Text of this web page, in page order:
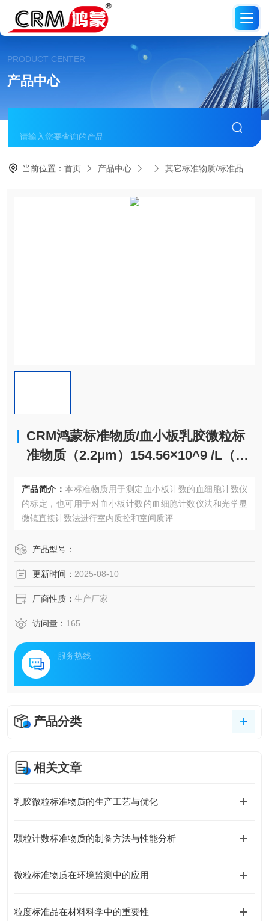
PRODUCT CENTER
产品中心
当前位置：首页 产品中心 其它标准物质/标准品
CRM鸿蒙标准物质/血小板乳胶微粒标
准物质（2.2μm）154.56×10^9 /L（中
产品简介： 本标准物质用于测定血小板计数的血细胞计数仪
的标定，也可用于对血小板计数的血细胞计数仪法和光学显
微镜直接计数法进行室内质控和室间质评
产品型号：
更新时间： 2025-08-10
厂商性质： 生产厂家
访问量： 165
服务热线
产品分类
相关文章
乳胶微粒标准物质的生产工艺与优化
颗粒计数标准物质的制备方法与性能分析
微粒标准物质在环境监测中的应用
粒度标准品在材料科学中的重要性